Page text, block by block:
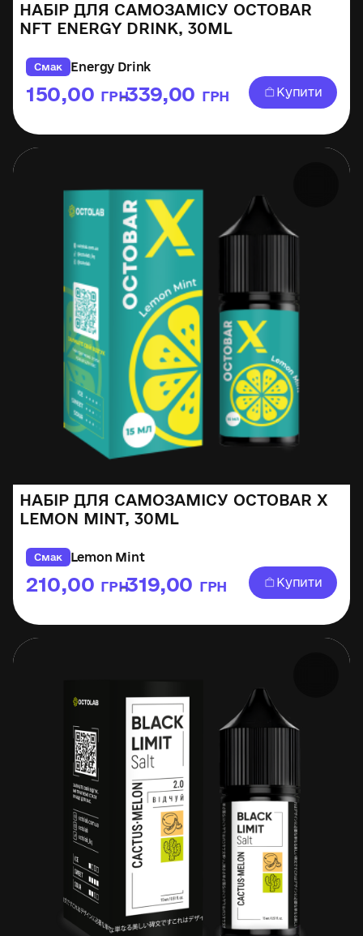
НАБІР ДЛЯ САМОЗАМІСУ OCTOBAR
NFT ENERGY DRINK, 30ML
Смак Energy Drink
150,00 ГРН
–339,00 ГРН Купити
НАБІР ДЛЯ САМОЗАМІСУ OCTOBAR X
LEMON MINT, 30ML
Смак Lemon Mint
210,00 ГРН
–319,00 ГРН Купити